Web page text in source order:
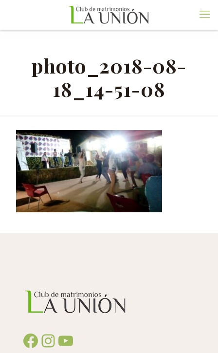
photo_2018-08-
18_14-51-08
Facebook
Instagram
YouTube